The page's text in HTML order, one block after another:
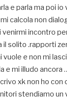
e parla ma poi io
calcola non
incontro
il solito .rapporti
e non mi
e mi illudo ancora
xk non ho con
stendiamo un